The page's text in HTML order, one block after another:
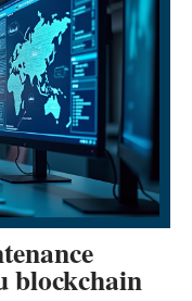
blockchain